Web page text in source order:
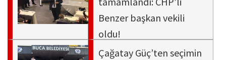
Benzer başkan vekili
oldu!
Çağatay Güç’ten seçimin